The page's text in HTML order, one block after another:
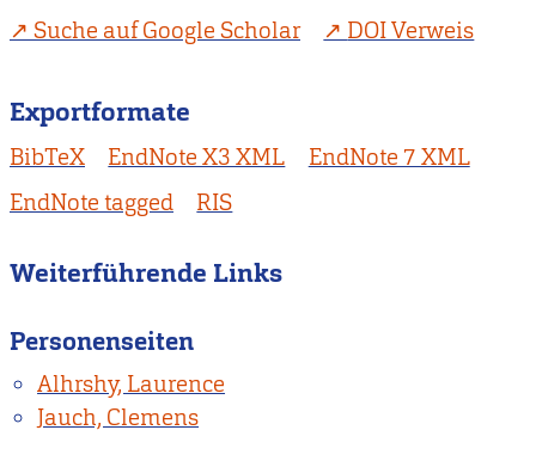
Suche auf Google Scholar DOI Verweis
Exportformate
BibTeX EndNote X3 XML
EndNote 7 XML
EndNote tagged
RIS
Weiterführende Links
Personenseiten
Alhrshy, Laurence
Jauch, Clemens